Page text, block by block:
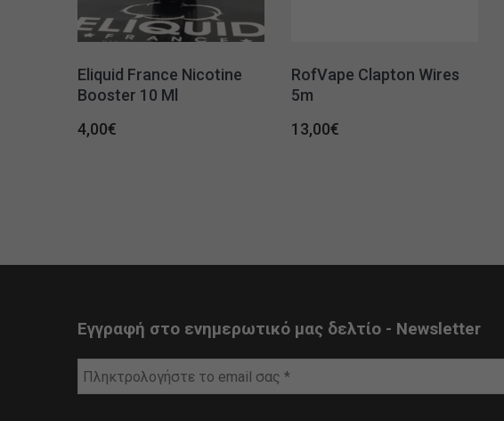
Εliquid France Nicotine
Booster 10 Ml
4,00€
RofVape Clapton Wires
5m
13,00€
Εγγραφή στο ενημερωτικό μας δελτίο - Newsletter